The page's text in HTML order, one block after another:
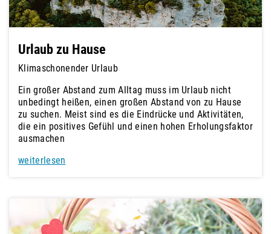
Urlaub zu Hause
Klimaschonender Urlaub
Ein großer Abstand zum Alltag muss im Urlaub nicht
unbedingt heißen, einen großen Abstand von zu Hause
zu suchen. Meist sind es die Eindrücke und Aktivitäten,
die ein positives Gefühl und einen hohen Erholungsfaktor
ausmachen
weiterlesen